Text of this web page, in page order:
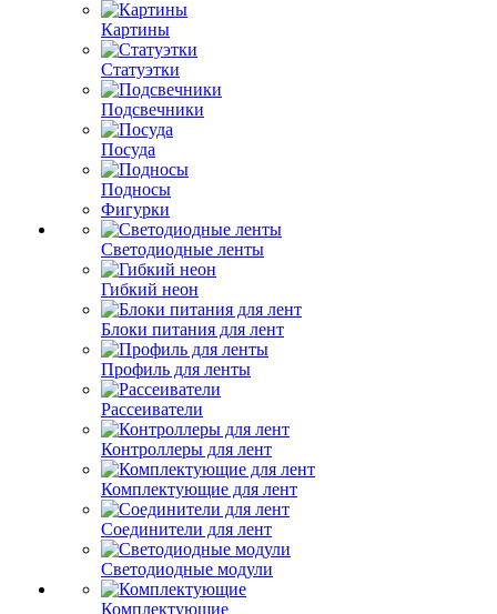
Картины
Статуэтки
Подсвечники
Посуда
Подносы
Фигурки
Светодиодные ленты
Гибкий неон
Блоки питания для лент
Профиль для ленты
Рассеиватели
Контроллеры для лент
Комплектующие для лент
Соединители для лент
Светодиодные модули
Комплектующие